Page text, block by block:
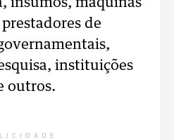
insumos, máquinas
de
instituições
outros.